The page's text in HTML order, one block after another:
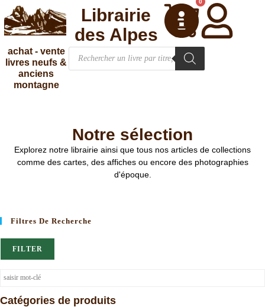
achat - vente
livres neufs &
anciens
montagne
0
Librairie
des Alpes
Notre sélection
Explorez notre librairie ainsi que tous nos articles de collections
comme des cartes, des affiches ou encore des photographies
d'époque.
Filtres De Recherche
FILTER
Catégories de produits